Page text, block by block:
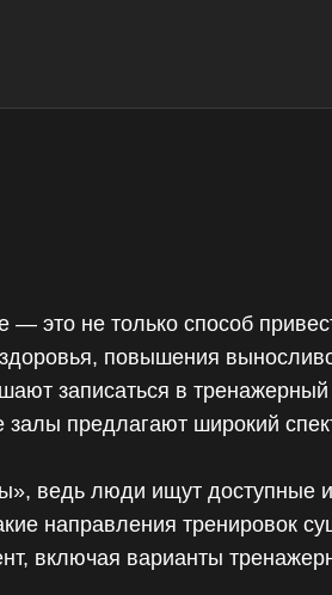
— это не только способ
повышения
записаться в тренажерный
предлагают широкий
ведь люди ищут доступные
направления тренировок
включая варианты